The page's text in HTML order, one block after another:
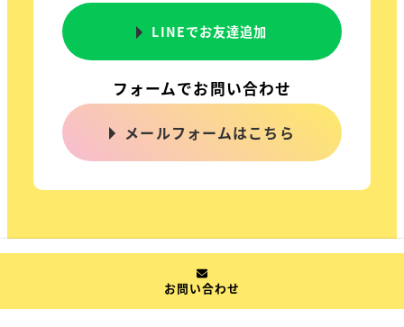
LINEでお友達追加
フォームでお問い合わせ
メールフォームはこちら
お問い合わせ